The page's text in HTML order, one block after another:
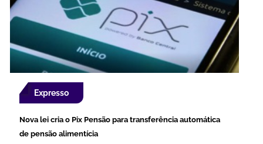
Expresso
Nova lei cria o Pix Pensão para transferência automática
de pensão alimentícia